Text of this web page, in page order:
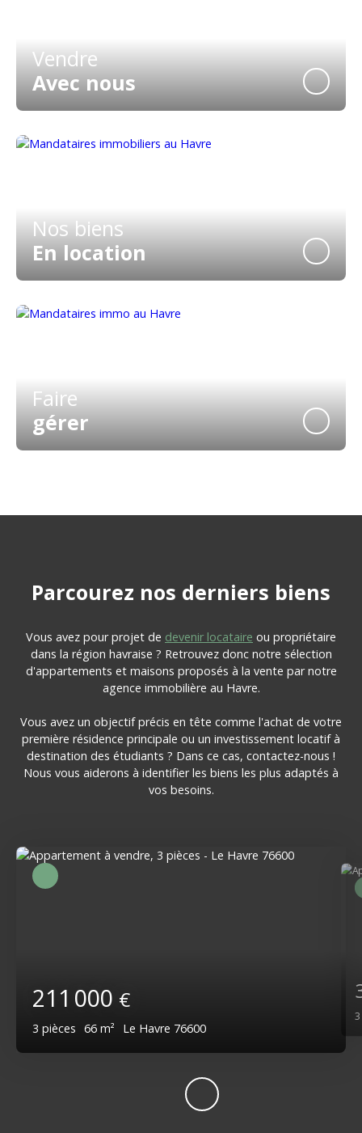
Vendre
Avec nous
Nos biens
En location
Faire
gérer
Parcourez nos derniers biens
Vous avez pour projet de devenir locataire ou propriétaire
dans la région havraise ? Retrouvez donc notre sélection
d'appartements et maisons proposés à la vente par notre
agence immobilière au Havre.
Vous avez un objectif précis en tête comme l'achat de votre
première résidence principale ou un investissement locatif à
destination des étudiants ? Dans ce cas, contactez-nous !
Nous vous aiderons à identifier les biens les plus adaptés à
vos besoins.
211 000 €
3 pièces 66 m² Le Havre 76600
3